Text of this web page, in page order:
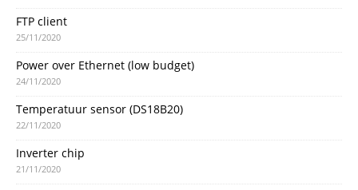
FTP client
25/11/2020
Power over Ethernet (low budget)
24/11/2020
Temperatuur sensor (DS18B20)
22/11/2020
Inverter chip
21/11/2020